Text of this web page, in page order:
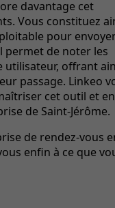
davantage cet
Vous constituez
pour
permet de noter les
utilisateur, offrant
passage. Linkeo
cet outil et
de Saint-Jérôme.
de rendez-vous
enfin à ce que